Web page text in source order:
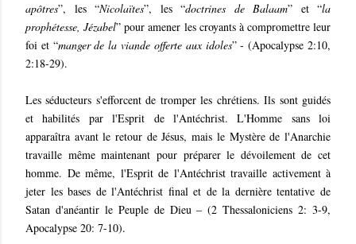
apôtres”, les “Nicolaïtes”, les “doctrines de Balaam” et “la
prophétesse, Jézabel” pour amener les croyants à compromettre leur
foi et “manger de la viande offerte aux idoles” - (Apocalypse 2:10,
2:18-29).
Les séducteurs s'efforcent de tromper les chrétiens. Ils sont guidés
et habilités par l'Esprit de l'Antéchrist. L'Homme sans loi
apparaîtra avant le retour de Jésus, mais le Mystère de l'Anarchie
travaille même maintenant pour préparer le dévoilement de cet
homme. De même, l'Esprit de l'Antéchrist travaille activement à
jeter les bases de l'Antéchrist final et de la dernière tentative de
Satan d'anéantir le Peuple de Dieu – (2 Thessaloniciens 2: 3-9,
Apocalypse 20: 7-10).